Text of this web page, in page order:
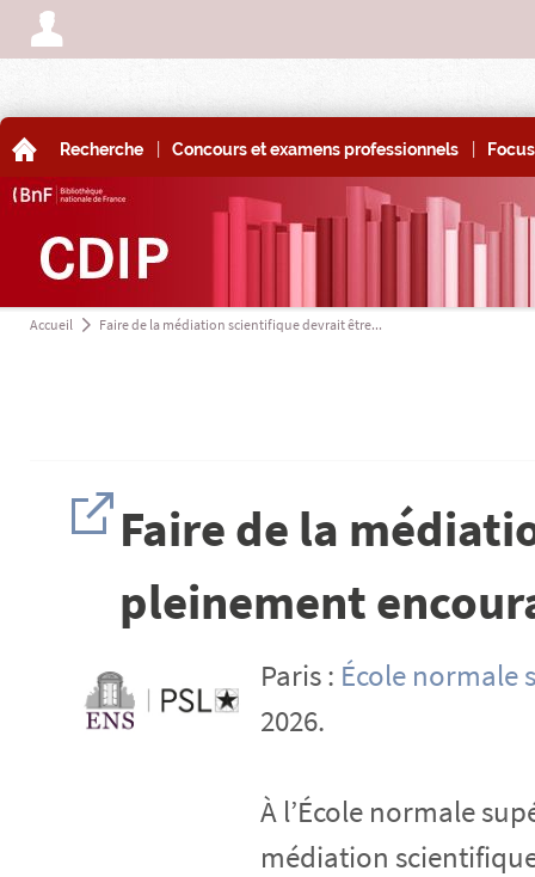
A
A Recherche | Concours et examens professionnels | Focus
Accueil a Faire de la médiation scientifique devrait être...
H Faire de la
pleinement
Paris : École normale
2026.
À l’École normale
médiation